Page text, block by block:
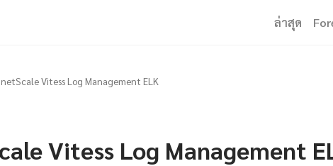
ล่าสุด
Vitess Log Management ELK
Vitess Log Management